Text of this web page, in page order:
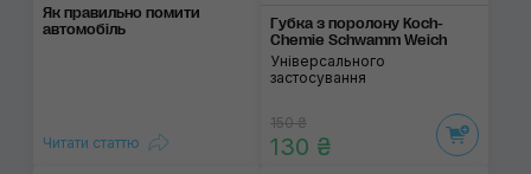
Як правильно помити
автомобіль
Читати статтю
Губка з поролону Koch-
Chemie Schwamm Weich
Універсального
застосування
150 ₴
130 ₴